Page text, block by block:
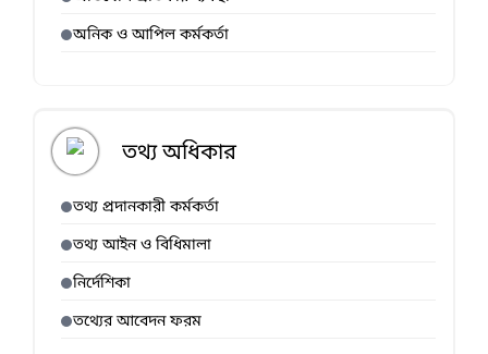
অনিক ও আপিল কর্মকর্তা
তথ্য অধিকার
তথ্য প্রদানকারী কর্মকর্তা
তথ্য আইন ও বিধিমালা
নির্দেশিকা
তথ্যের আবেদন ফরম